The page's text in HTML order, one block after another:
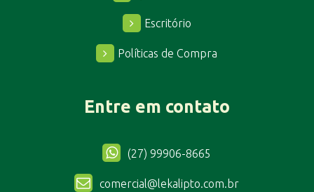
Escritório
Políticas de Compra
Entre em contato
(27) 99906-8665
comercial@lekalipto.com.br